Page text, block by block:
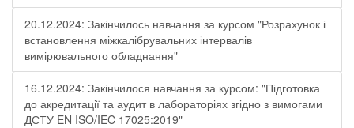
20.12.2024: Закінчилось навчання за курсом "Розрахунок і
встановлення міжкалібрувальних інтервалів
вимірювального обладнання"
16.12.2024: Закінчилося навчання за курсом: "Підготовка
до акредитації та аудит в лабораторіях згідно з вимогами
ДСТУ EN ISO/IEC 17025:2019"